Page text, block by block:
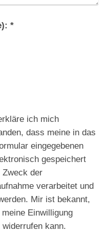
Captcha (Spam-Schutz-Code): *
ich mich
dass meine in das
eingegebenen
gespeichert
Zweck der
verarbeitet und
Mir ist bekannt,
Einwilligung
widerrufen kann.